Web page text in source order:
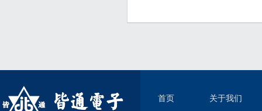
首页 关于我们